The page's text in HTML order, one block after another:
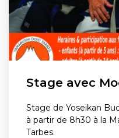
Stage avec
Stage de Yoseikan
à partir de 8h30 à la
Tarbes.